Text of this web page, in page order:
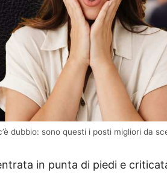
dubbio: sono questi i posti migliori da
in punta di piedi e